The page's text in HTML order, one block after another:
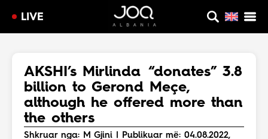
LIVE
AKSHI’s Mirlinda “donates” 3.8
billion to Gerond Meçe,
although he offered more than
the others
Shkruar nga: M Gjini | Publikuar më: 04.08.2022,